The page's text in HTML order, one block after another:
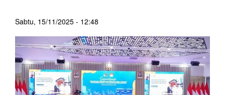
Sabtu, 15/11/2025 - 12:48